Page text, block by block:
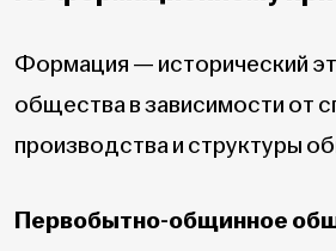
Формация — исторический
общества в зависимости от
производства и структуры
Первобытно-общинное